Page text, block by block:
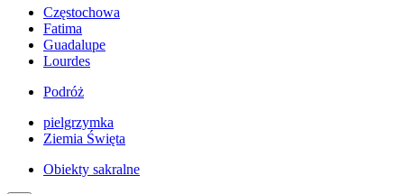
Częstochowa
Fatima
Guadalupe
Lourdes
Podróż
pielgrzymka
Ziemia Święta
Obiekty sakralne